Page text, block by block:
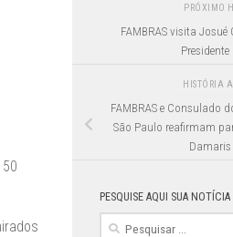
PRÓXIMO
FAMBRAS visita
Presidente
HISTÓRIA
FAMBRAS e Consulado
São Paulo reafirmam
PESQUISE AQUI SUA NOTÍCIA
Pesquisar